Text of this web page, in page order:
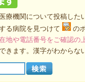
療機関について投稿し
る病院を見つけて
の
地や電話番号をご確認の
きます。漢字がわからな